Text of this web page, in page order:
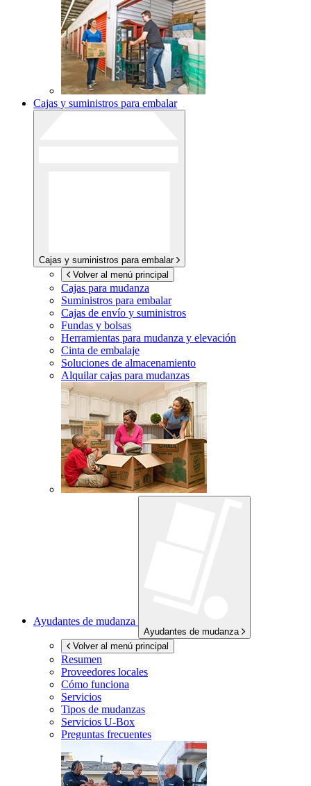
Cajas y suministros para embalar
Cajas y suministros para embalar
Volver al menú principal
Cajas para mudanza
Suministros para embalar
Cajas de envío y suministros
Fundas y bolsas
Herramientas para mudanza y elevación
Cinta de embalaje
Soluciones de almacenamiento
Alquilar cajas para mudanzas
Ayudantes de mudanza
Ayudantes de mudanza
Volver al menú principal
Resumen
Proveedores locales
Cómo funciona
Servicios
Tipos de mudanzas
Servicios U-Box
Preguntas frecuentes